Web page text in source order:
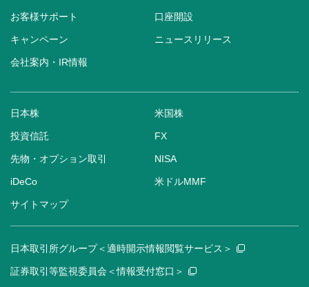
お客様サポート 口座開設
キャンペーン ニュースリリース
会社案内・IR情報
日本株 米国株
投資信託 FX
先物・オプション取引 NISA
iDeCo 米ドルMMF
サイトマップ
日本取引所グループ＜適時開示情報閲覧サービス＞
証券取引等監視委員会＜情報受付窓口＞